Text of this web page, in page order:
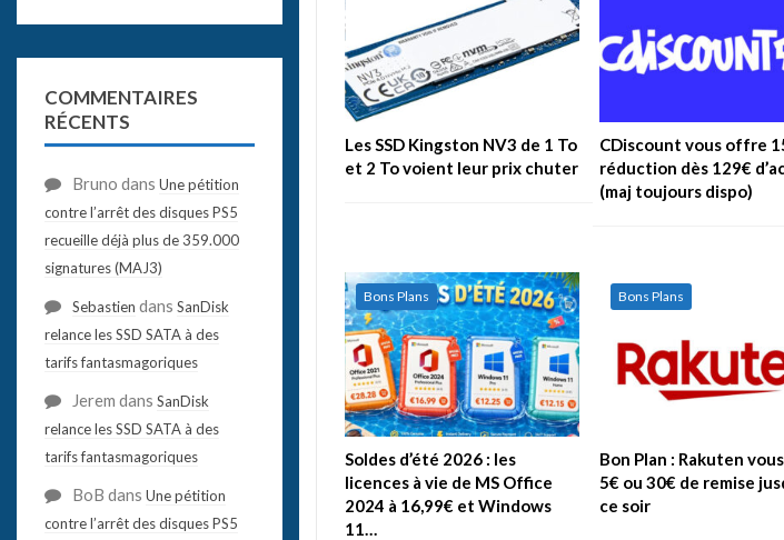
Les SSD Kingston NV3 de 1 To
et 2 To voient leur prix chuter
CDiscount vous offre
réduction dès 129€
(maj toujours dispo)
Bons Plans
Soldes d’été 2026 : les
licences à vie de MS Office
2024 à 16,99€ et Windows
11…
Bons Plans
Bon Plan : Rakuten
5€ ou 30€ de remise
ce soir
COMMENTAIRES
RÉCENTS
Bruno dans Une pétition
contre l’arrêt des disques PS5
recueille déjà plus de 359.000
signatures (MAJ3)
Sebastien dans SanDisk
relance les SSD SATA à des
tarifs fantasmagoriques
Jerem dans SanDisk
relance les SSD SATA à des
tarifs fantasmagoriques
BoB dans Une pétition
contre l’arrêt des disques PS5